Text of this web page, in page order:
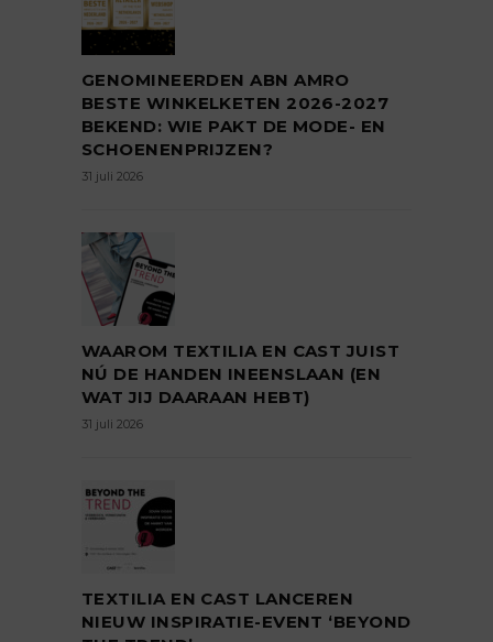
GENOMINEERDEN ABN AMRO
BESTE WINKELKETEN 2026-2027
BEKEND: WIE PAKT DE MODE- EN
SCHOENENPRIJZEN?
31 juli 2026
WAAROM TEXTILIA EN CAST JUIST
NÚ DE HANDEN INEENSLAAN (EN
WAT JIJ DAARAAN HEBT)
31 juli 2026
TEXTILIA EN CAST LANCEREN
NIEUW INSPIRATIE-EVENT ‘BEYOND